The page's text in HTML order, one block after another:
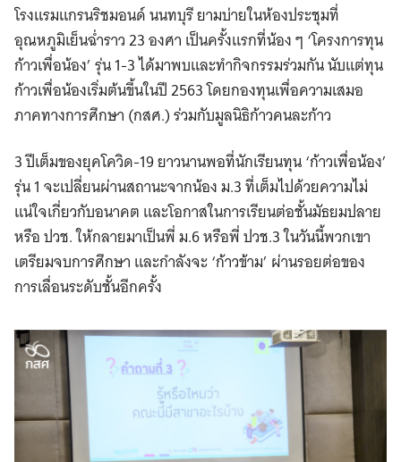
โรงแรมแกรนริชมอนด์ นนทบุรี ยามบ่ายในห้องประชุมที่
อุณหภูมิเย็นฉ่ำราว 23 องศา เป็นครั้งแรกที่น้อง ๆ ‘โครงการทุน
ก้าวเพื่อน้อง’ รุ่น 1-3 ได้มาพบและทำกิจกรรมร่วมกัน นับแต่ทุน
ก้าวเพื่อน้องเริ่มต้นขึ้นในปี 2563 โดยกองทุนเพื่อความเสมอ
ภาคทางการศึกษา (กสศ.) ร่วมกับมูลนิธิก้าวคนละก้าว
3 ปีเต็มของยุคโควิด-19 ยาวนานพอที่นักเรียนทุน ‘ก้าวเพื่อน้อง’
รุ่น 1 จะเปลี่ยนผ่านสถานะจากน้อง ม.3 ที่เต็มไปด้วยความไม่
แน่ใจเกี่ยวกับอนาคต และโอกาสในการเรียนต่อชั้นมัธยมปลาย
หรือ ปวช. ให้กลายมาเป็นพี่ ม.6 หรือพี่ ปวช.3 ในวันนี้พวกเขา
เตรียมจบการศึกษา และกำลังจะ ‘ก้าวข้าม’ ผ่านรอยต่อของ
การเลื่อนระดับชั้นอีกครั้ง